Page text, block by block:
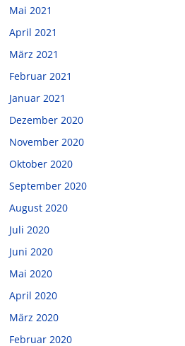
Mai 2021
April 2021
März 2021
Februar 2021
Januar 2021
Dezember 2020
November 2020
Oktober 2020
September 2020
August 2020
Juli 2020
Juni 2020
Mai 2020
April 2020
März 2020
Februar 2020